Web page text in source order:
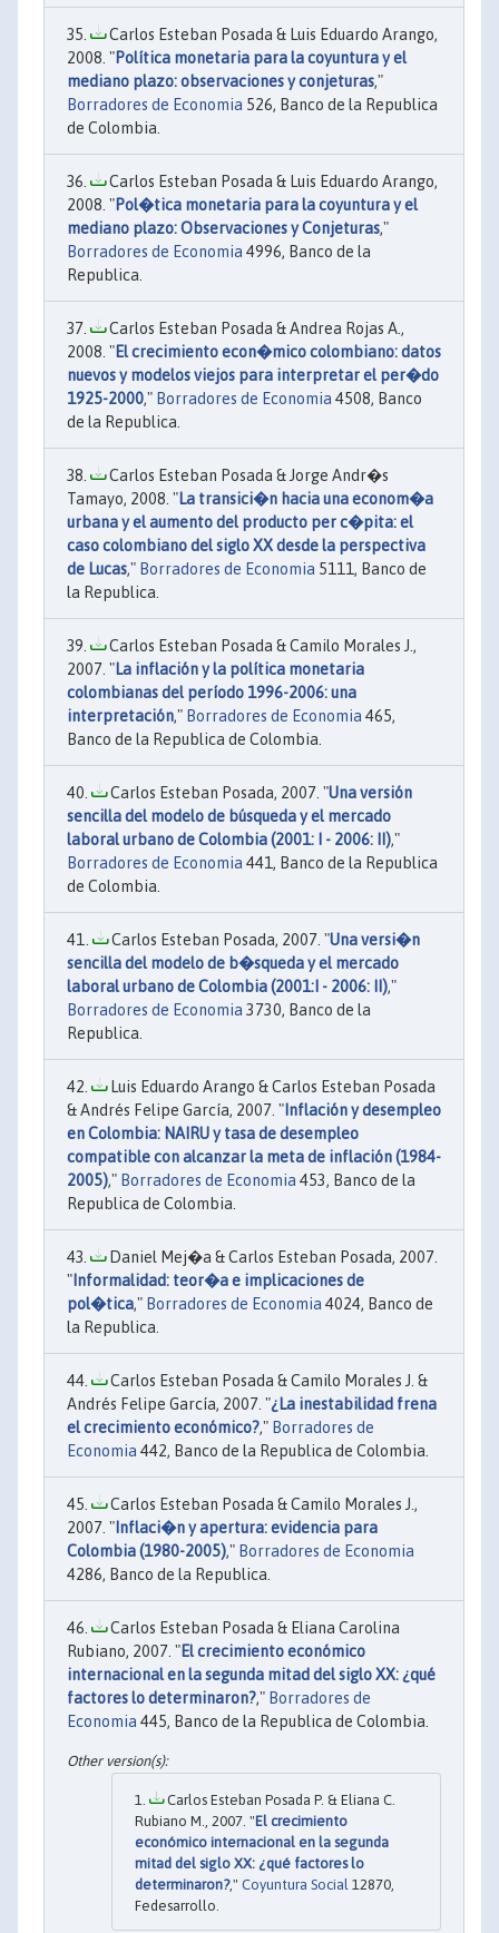
Carlos Esteban Posada & Luis Eduardo Arango,
2008. "Política monetaria para la coyuntura y el
mediano plazo: observaciones y conjeturas,"
Borradores de Economia 526, Banco de la Republica
de Colombia.
Carlos Esteban Posada & Luis Eduardo Arango,
2008. "Pol�tica monetaria para la coyuntura y el
mediano plazo: Observaciones y Conjeturas,"
Borradores de Economia 4996, Banco de la
Republica.
Carlos Esteban Posada & Andrea Rojas A.,
2008. "El crecimiento econ�mico colombiano: datos
nuevos y modelos viejos para interpretar el per�do
1925-2000," Borradores de Economia 4508, Banco
de la Republica.
Carlos Esteban Posada & Jorge Andr�s
Tamayo, 2008. "La transici�n hacia una econom�a
urbana y el aumento del producto per c�pita: el
caso colombiano del siglo XX desde la perspectiva
de Lucas," Borradores de Economia 5111, Banco de
la Republica.
Carlos Esteban Posada & Camilo Morales J.,
2007. "La inflación y la política monetaria
colombianas del período 1996-2006: una
interpretación," Borradores de Economia 465,
Banco de la Republica de Colombia.
Carlos Esteban Posada, 2007. "Una versión
sencilla del modelo de búsqueda y el mercado
laboral urbano de Colombia (2001: I - 2006: II),"
Borradores de Economia 441, Banco de la Republica
de Colombia.
Carlos Esteban Posada, 2007. "Una versi�n
sencilla del modelo de b�squeda y el mercado
laboral urbano de Colombia (2001:I - 2006: II),"
Borradores de Economia 3730, Banco de la
Republica.
Luis Eduardo Arango & Carlos Esteban Posada
& Andrés Felipe García, 2007. " Inflación y desempleo
en Colombia: NAIRU y tasa de desempleo
compatible con alcanzar la meta de inflación (1984-
2005)," Borradores de Economia 453, Banco de la
Republica de Colombia.
Daniel Mej�a & Carlos Esteban Posada, 2007.
" Informalidad: teor�a e implicaciones de
pol�tica," Borradores de Economia 4024, Banco de
la Republica.
Carlos Esteban Posada & Camilo Morales J. &
Andrés Felipe García, 2007. "¿La inestabilidad frena
el crecimiento económico?," Borradores de
Economia 442, Banco de la Republica de Colombia.
Carlos Esteban Posada & Camilo Morales J.,
2007. " Inflaci�n y apertura: evidencia para
Colombia (1980-2005)," Borradores de Economia
4286, Banco de la Republica.
Carlos Esteban Posada & Eliana Carolina
Rubiano, 2007. "El crecimiento económico
internacional en la segunda mitad del siglo XX: ¿qué
factores lo determinaron?," Borradores de
Economia 445, Banco de la Republica de Colombia.
Carlos Esteban Posada P. & Eliana C.
Rubiano M., 2007. "El crecimiento
económico internacional en la segunda
mitad del siglo XX: ¿qué factores lo
determinaron?," Coyuntura Social 12870,
Fedesarrollo.